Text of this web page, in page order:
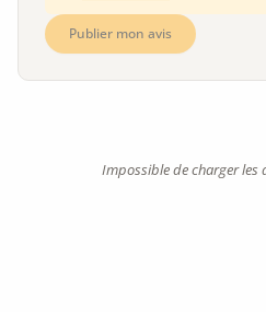
Publier mon avis
Impossible de charger les